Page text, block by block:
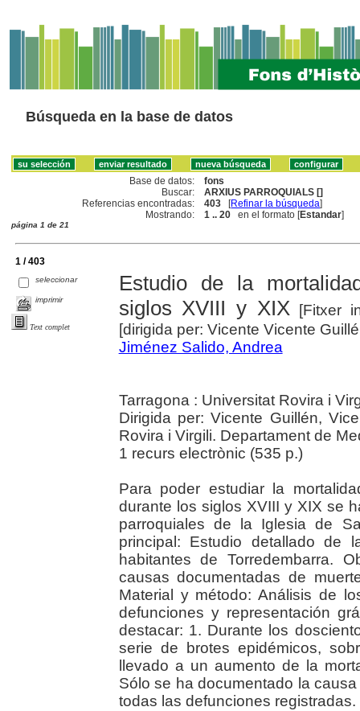
Búsqueda en la base de datos
Base de datos:
fons
Buscar:
ARXIUS PARROQUIALS []
Referencias encontradas:
403 [Refinar la búsqueda]
Mostrando:
1 .. 20 en el formato [Estandar]
página 1 de 21
1 / 403
seleccionar
imprimir
Text complet
Estudio de la
siglos XVIII y XIX [Fitxer
[dirigida per: Vicente Vicente
Jiménez Salido, Andrea
Tarragona : Universitat Rovira i
Dirigida per: Vicente Guillén,
Rovira i Virgili. Departament de
1 recurs electrònic (535 p.)
Para poder estudiar la
durante los siglos XVIII y XIX se
parroquiales de la Iglesia de
principal: Estudio detallado de
habitantes de Torredembarra.
causas documentadas de
Material y método: Análisis de
defunciones y representación
destacar: 1. Durante los
serie de brotes epidémicos,
llevado a un aumento de la
Sólo se ha documentado la
todas las defunciones registradas.